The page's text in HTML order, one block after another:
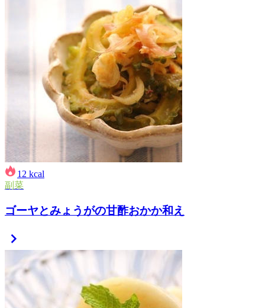
12 kcal
副菜
ゴーヤとみょうがの甘酢おかか和え